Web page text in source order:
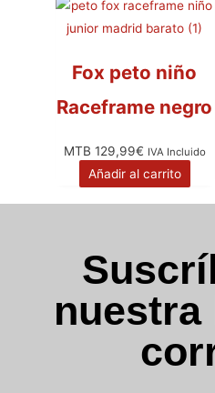
Fox peto niño
Raceframe negro
MTB 129,99€ IVA Incluido
Añadir al carrito